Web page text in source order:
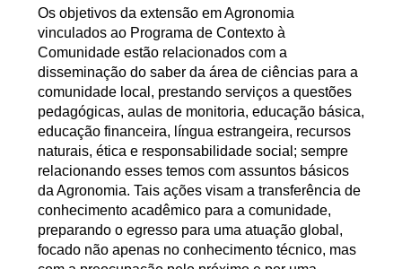
Os objetivos da extensão em Agronomia
vinculados ao Programa de Contexto à
Comunidade estão relacionados com a
disseminação do saber da área de ciências para a
comunidade local, prestando serviços a questões
pedagógicas, aulas de monitoria, educação básica,
educação financeira, língua estrangeira, recursos
naturais, ética e responsabilidade social; sempre
relacionando esses temos com assuntos básicos
da Agronomia. Tais ações visam a transferência de
conhecimento acadêmico para a comunidade,
preparando o egresso para uma atuação global,
focado não apenas no conhecimento técnico, mas